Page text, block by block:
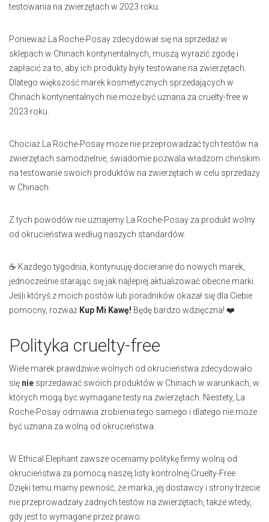
testowania na zwierzętach w 2023 roku.
Ponieważ La Roche-Posay zdecydował się na sprzedaż w
sklepach w Chinach kontynentalnych, muszą wyrazić zgodę i
zapłacić za to, aby ich produkty były testowane na zwierzętach.
Dlatego większość marek kosmetycznych sprzedających w
Chinach kontynentalnych nie może być uznana za cruelty-free w
2023 roku.
Chociaż La Roche-Posay może nie przeprowadzać tych testów na
zwierzętach samodzielnie, świadomie pozwala władzom chińskim
na testowanie swoich produktów na zwierzętach w celu sprzedaży
w Chinach.
Z tych powodów nie uznajemy La Roche-Posay za produkt wolny
od okrucieństwa według naszych standardów.
☕️ Każdego tygodnia, kontynuuję docieranie do nowych marek,
jednocześnie starając się jak najlepiej aktualizować obecne marki.
Jeśli któryś z moich postów lub poradników okazał się dla Ciebie
pomocny, rozważ Kup Mi Kawę! Będę bardzo wdzięczna! ❤️
Polityka cruelty-free
Wiele marek prawdziwie wolnych od okrucieństwa zdecydowało
się nie sprzedawać swoich produktów w Chinach w warunkach, w
których mogą być wymagane testy na zwierzętach. Niestety, La
Roche-Posay odmawia zrobienia tego samego i dlatego nie może
być uznana za wolną od okrucieństwa.
W Ethical Elephant zawsze oceniamy politykę firmy wolną od
okrucieństwa za pomocą naszej listy kontrolnej Cruelty-Free.
Dzięki temu mamy pewność, że marka, jej dostawcy i strony trzecie
nie przeprowadzały żadnych testów na zwierzętach, także wtedy,
gdy jest to wymagane przez prawo.